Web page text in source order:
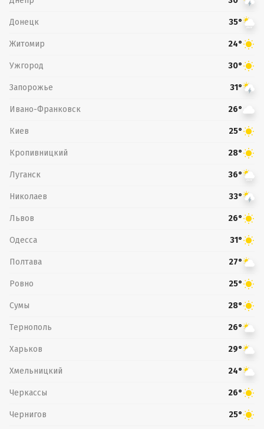
Донецк 35°
Житомир 24°
Ужгород 30°
Запорожье 31°
Ивано-Франковск 26°
Киев 25°
Кропивницкий 28°
Луганск 36°
Николаев 33°
Львов 26°
Одесса 31°
Полтава 27°
Ровно 25°
Сумы 28°
Тернополь 26°
Харьков 29°
Хмельницкий 24°
Черкассы 26°
Чернигов 25°